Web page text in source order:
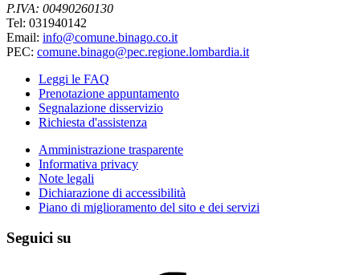
P.IVA: 00490260130
Tel: 031940142
Email: info@comune.binago.co.it
PEC: comune.binago@pec.regione.lombardia.it
Leggi le FAQ
Prenotazione appuntamento
Segnalazione disservizio
Richiesta d'assistenza
Amministrazione trasparente
Informativa privacy
Note legali
Dichiarazione di accessibilità
Piano di miglioramento del sito e dei servizi
Seguici su